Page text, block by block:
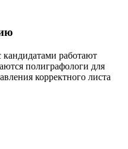
кандидатами работают
полиграфологи для
корректного листа